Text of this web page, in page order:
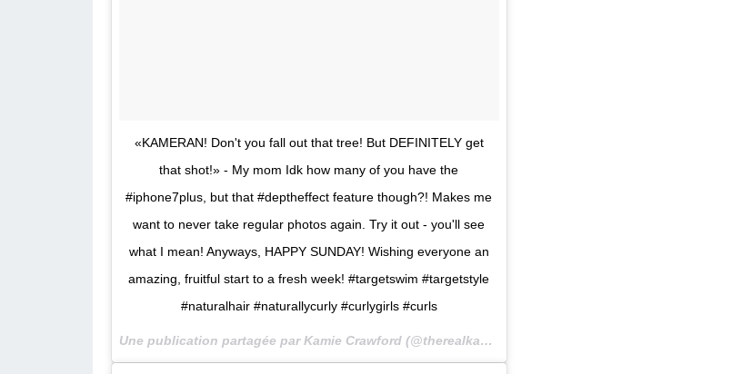
«KAMERAN! Don't you fall out that tree! But DEFINITELY get
that shot!» - My mom Idk how many of you have the
#iphone7plus, but that #deptheffect feature though?! Makes me
want to never take regular photos again. Try it out - you'll see
what I mean! Anyways, HAPPY SUNDAY! Wishing everyone an
amazing, fruitful start to a fresh week! #targetswim #targetstyle
#naturalhair #naturallycurly #curlygirls #curls
Une publication partagée par Kamie Crawford (@therealkamie) le